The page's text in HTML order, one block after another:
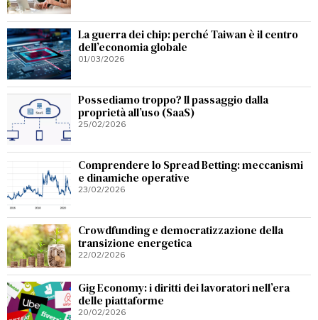
La guerra dei chip: perché Taiwan è il centro
dell’economia globale
01/03/2026
Possediamo troppo? Il passaggio dalla
proprietà all’uso (SaaS)
25/02/2026
Comprendere lo Spread Betting: meccanismi
e dinamiche operative
23/02/2026
Crowdfunding e democratizzazione della
transizione energetica
22/02/2026
Gig Economy: i diritti dei lavoratori nell’era
delle piattaforme
20/02/2026